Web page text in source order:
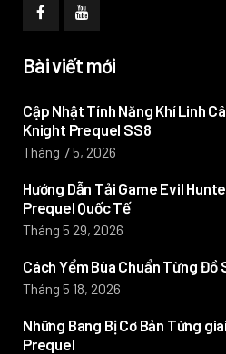
Bài viết mới
Cập Nhật Tính Năng Khí Linh
Knight Prequel SS8
Tháng 7 5, 2026
Hướng Dẫn Tải Game Evil
Prequel Quốc Tế
Tháng 5 29, 2026
Cách Yểm Bùa Chuẩn Từng
Tháng 5 18, 2026
Những Bang Bị Cơ Bản Từng
Prequel